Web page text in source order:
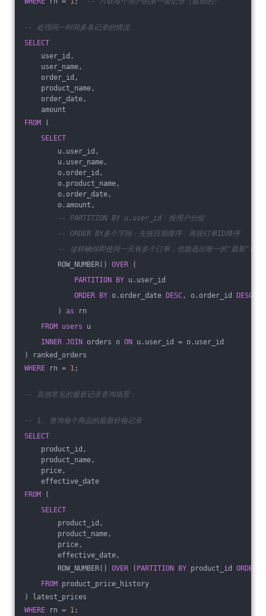
-- 处理同一时间多条记录的情况
SELECT
user_id,
user_name,
order_id,
product_name,
order_date,
amount
FROM (
SELECT
u.user_id,
u.user_name,
o.order_id,
o.product_name,
o.order_date,
o.amount,
-- PARTITION BY u.user_id：按用户分组
-- ORDER BY多个字段：先按日期降序，再按订单ID降序
-- 这样确保即使同一天有多个订单，也能选出唯一的"最新"记录
ROW_NUMBER() OVER (
PARTITION
BY u.user_id
ORDER
BY o.order_date DESC, o.order_id
DESC
) as rn
FROM
users u
INNER JOIN orders o ON u.user_id = o.user_id
) ranked_orders
WHERE rn = 1;
-- 其他常见的最新记录查询场景：
-- 1. 查询每个商品的最新价格记录
SELECT
product_id,
product_name,
price,
effective_date
FROM (
SELECT
product_id,
product_name,
price,
effective_date,
ROW_NUMBER() OVER ( PARTITION BY product_id ORDER
FROM product_price_history
) latest_prices
WHERE rn = 1;